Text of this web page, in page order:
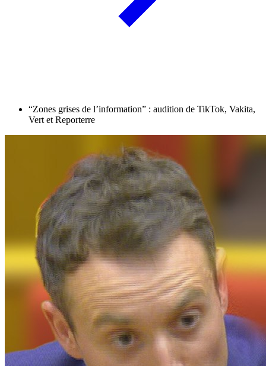
“Zones grises de l’information” : audition de TikTok, Vakita,
Vert et Reporterre